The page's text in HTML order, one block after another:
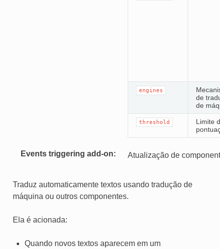
engines
de
de
threshold
Limite
Events triggering add-on Atualização de
Traduz automaticamente textos usando tradução de
máquina ou outros componentes.
Ela é acionada:
Quando novos textos aparecem em um